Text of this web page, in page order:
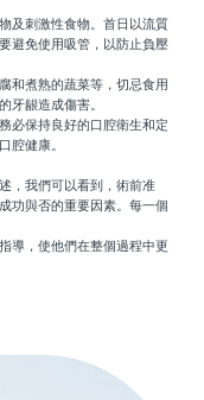
刺激性食物。首日以流質
避免使用吸管，以防止負壓
煮熟的蔬菜等，切忌食用
牙龈造成傷害。
保持良好的口腔衛生和定
腔健康。
，我們可以看到，術前准
功與否的重要因素。每一個
，使他們在整個過程中更